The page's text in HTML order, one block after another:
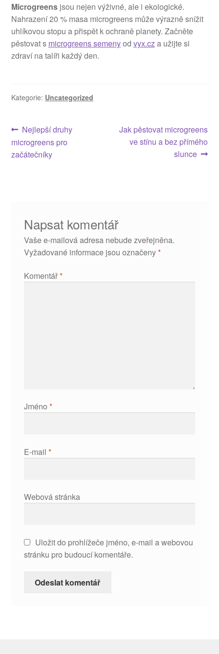
Microgreensjsou nejen výživné, ale i ekologické.
Nahrazení 20 % masa microgreens může výrazně snížit
uhlíkovou stopu a přispět k ochraně planety. Začněte
pěstovat s microgreens semenyod vyx.cz a užijte si
zdraví na talíři každý den.
Kategorie: Uncategorized
Navigace
pro
Předchozí
příspěvek:
Nejlepší druhy
microgreens pro
začátečníky
Následující
příspěvek:
Jak pěstovat microgreens
ve stínu a bez přímého
slunce
Napsat komentář
Vaše e-mailová adresa nebude zveřejněna.
Vyžadované informace jsou označeny*
Komentář*
Jméno *
E-mail *
Webová stránka
Uložit do prohlížeče jméno, e-mail a webovou
stránku pro budoucí komentáře.